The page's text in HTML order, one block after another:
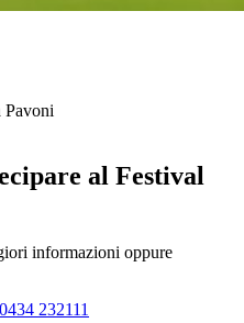
al Festival
informazioni oppure
0434 232111